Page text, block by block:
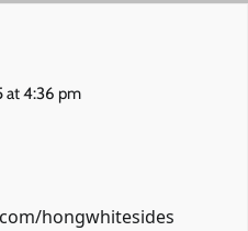
at 4:36 pm
hongwhitesides